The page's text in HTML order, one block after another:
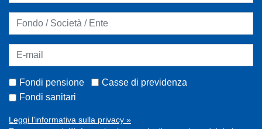
Fondi pensione
Casse di previdenza
Fondi sanitari
Leggi l'informativa sulla privacy »